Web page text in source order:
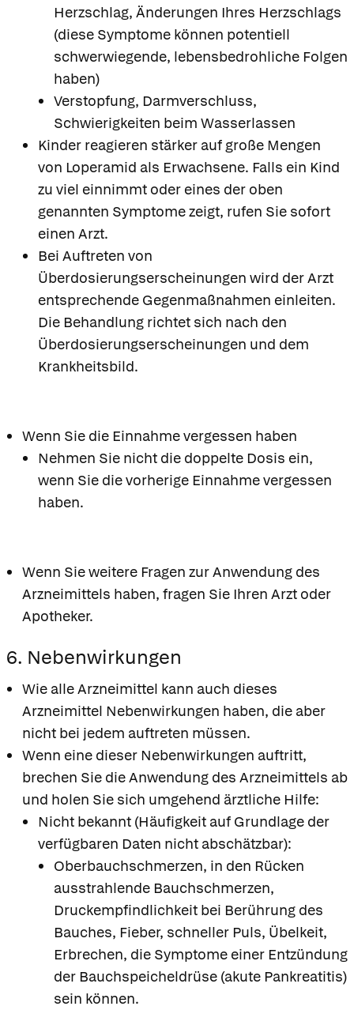
Herzschlag, Änderungen Ihres Herzschlags
(diese Symptome können potentiell
schwerwiegende, lebensbedrohliche Folgen
haben)
Verstopfung, Darmverschluss,
Schwierigkeiten beim Wasserlassen
Kinder reagieren stärker auf große Mengen
von Loperamid als Erwachsene. Falls ein Kind
zu viel einnimmt oder eines der oben
genannten Symptome zeigt, rufen Sie sofort
einen Arzt.
Bei Auftreten von
Überdosierungserscheinungen wird der Arzt
entsprechende Gegenmaßnahmen einleiten.
Die Behandlung richtet sich nach den
Überdosierungserscheinungen und dem
Krankheitsbild.
Wenn Sie die Einnahme vergessen haben
Nehmen Sie nicht die doppelte Dosis ein,
wenn Sie die vorherige Einnahme vergessen
haben.
Wenn Sie weitere Fragen zur Anwendung des
Arzneimittels haben, fragen Sie Ihren Arzt oder
Apotheker.
6. Nebenwirkungen
Wie alle Arzneimittel kann auch dieses
Arzneimittel Nebenwirkungen haben, die aber
nicht bei jedem auftreten müssen.
Wenn eine dieser Nebenwirkungen auftritt,
brechen Sie die Anwendung des Arzneimittels ab
und holen Sie sich umgehend ärztliche Hilfe:
Nicht bekannt (Häufigkeit auf Grundlage der
verfügbaren Daten nicht abschätzbar):
Oberbauchschmerzen, in den Rücken
ausstrahlende Bauchschmerzen,
Druckempfindlichkeit bei Berührung des
Bauches, Fieber, schneller Puls, Übelkeit,
Erbrechen, die Symptome einer Entzündung
der Bauchspeicheldrüse (akute Pankreatitis)
sein können.